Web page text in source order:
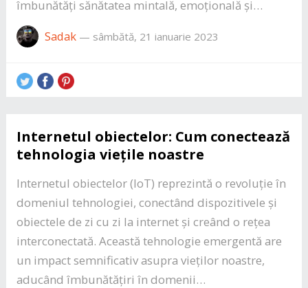
îmbunătăți sănătatea mintală, emoțională și…
Sadak— sâmbătă, 21 ianuarie 2023
Internetul obiectelor: Cum conectează
tehnologia viețile noastre
Internetul obiectelor (IoT) reprezintă o revoluție în
domeniul tehnologiei, conectând dispozitivele și
obiectele de zi cu zi la internet și creând o rețea
interconectată. Această tehnologie emergentă are
un impact semnificativ asupra vieților noastre,
aducând îmbunătățiri în domenii…